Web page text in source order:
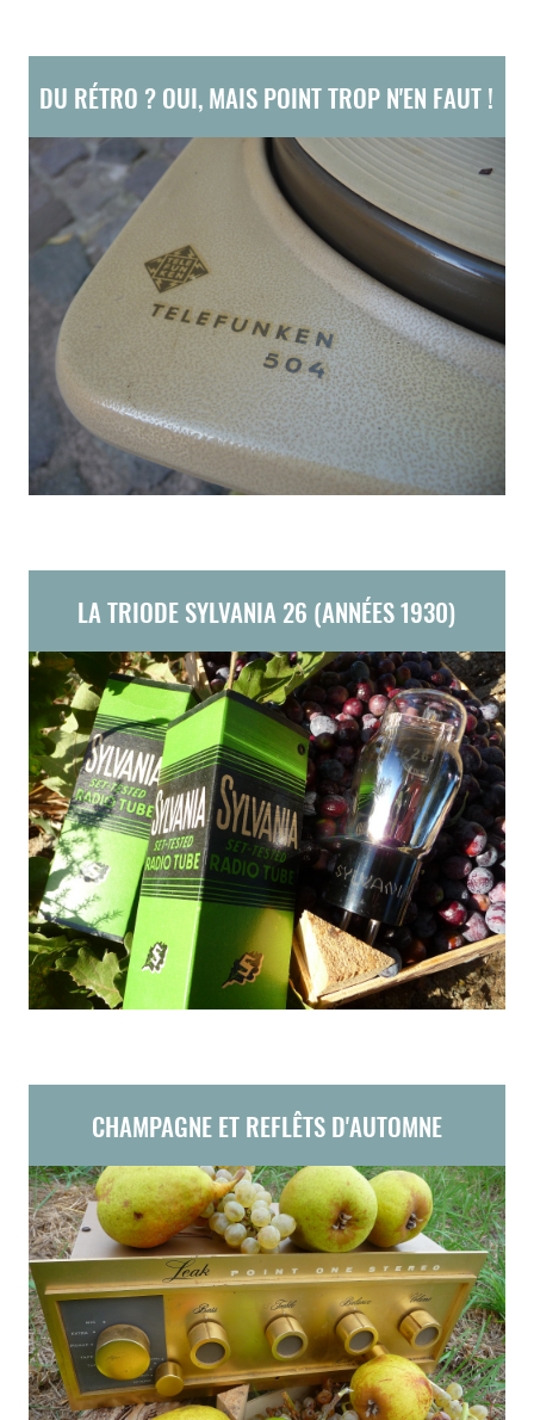
DU RÉTRO ? OUI, MAIS POINT TROP N'EN FAUT !
LA TRIODE SYLVANIA 26 (ANNÉES 1930)
CHAMPAGNE ET REFLÊTS D'AUTOMNE